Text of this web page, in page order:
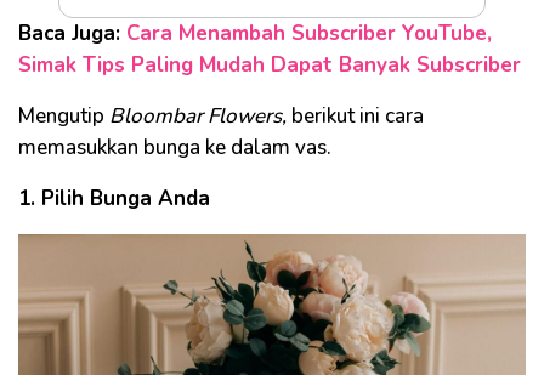
Baca Juga: Cara Menambah Subscriber YouTube,
Simak Tips Paling Mudah Dapat Banyak Subscriber
Mengutip Bloombar Flowers, berikut ini cara
memasukkan bunga ke dalam vas.
1. Pilih Bunga Anda